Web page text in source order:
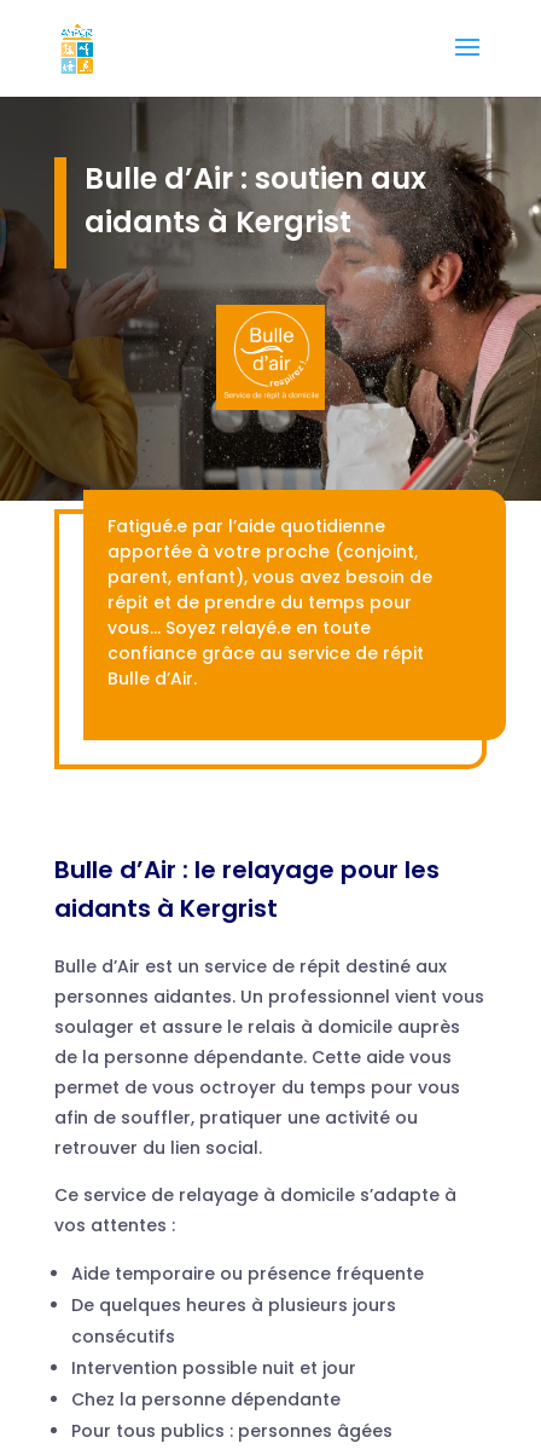
Bulle d’Air : soutien aux
aidants à Kergrist
Fatigué.e par l’aide quotidienne
apportée à votre proche (conjoint,
parent, enfant), vous avez besoin de
répit et de prendre du temps pour
vous… Soyez relayé.e en toute
confiance grâce au service de répit
Bulle d’Air.
Bulle d’Air : le relayage pour les
aidants à Kergrist
Bulle d’Air est un service de répit destiné aux
personnes aidantes. Un professionnel vient vous
soulager et assure le relais à domicile auprès
de la personne dépendante. Cette aide vous
permet de vous octroyer du temps pour vous
afin de souffler, pratiquer une activité ou
retrouver du lien social.
Ce service de relayage à domicile s’adapte à
vos attentes :
Aide temporaire ou présence fréquente
De quelques heures à plusieurs jours
consécutifs
Intervention possible nuit et jour
Chez la personne dépendante
Pour tous publics : personnes âgées